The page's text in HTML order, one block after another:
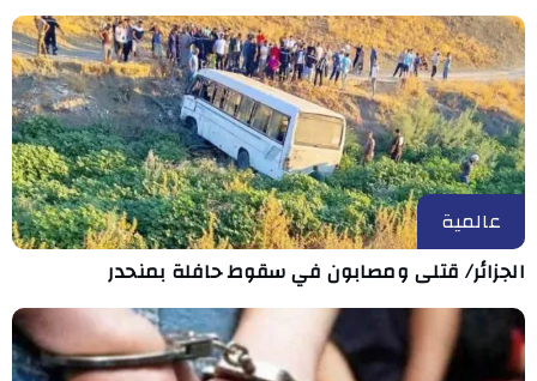
عالمية
الجزائر/ قتلى ومصابون في سقوط حافلة بمنحدر